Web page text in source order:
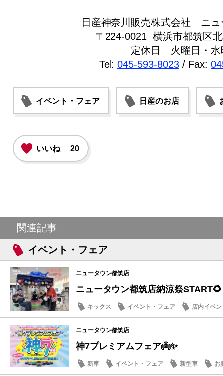
日産神奈川販売株式会社 ニュ
〒224-0021 横浜市都筑区
定休日 火曜日・水
Tel: 045-593-8023 / Fax:
イベント・フェア 日産のお店
いいね 20
関連記事
イベント・フェア
ニュータウン都筑店
ニュータウン都筑店納涼祭START🌻
キックス イベント・フェア
店内イベン
季節のメンテナンス
ニュータウン都筑店
神7プレミアムフェア👼✨
新車 イベント・フェア 新型車 お